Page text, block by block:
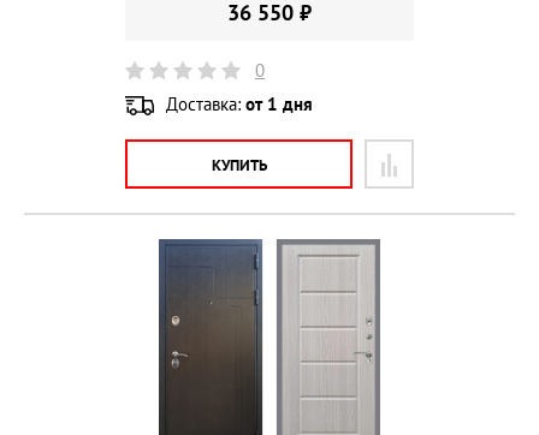
36 550 ₽
0
Доставка: от 1 дня
КУПИТЬ